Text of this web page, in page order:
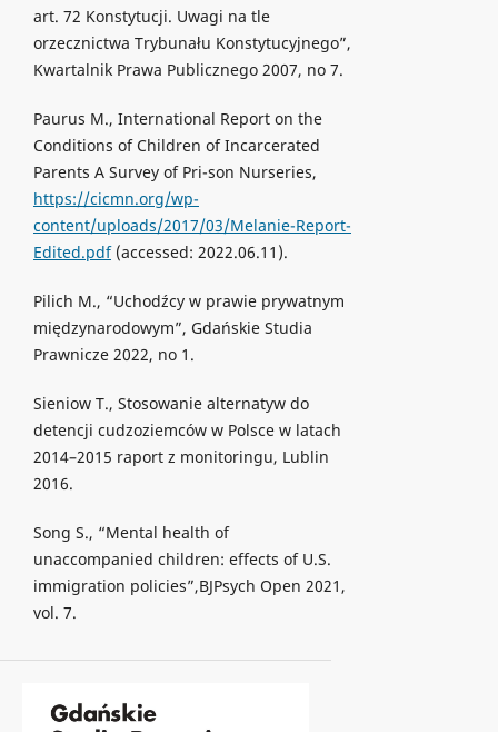
art. 72 Konstytucji. Uwagi na tle
orzecznictwa Trybunału Konstytucyjnego”,
Kwartalnik Prawa Publicznego 2007, no 7.
Paurus M., International Report on the
Conditions of Children of Incarcerated
Parents A Survey of Pri-son Nurseries,
https://cicmn.org/wp-
content/uploads/2017/03/Melanie-Report-
Edited.pdf(accessed: 2022.06.11).
Pilich M., “Uchodźcy w prawie prywatnym
międzynarodowym”, Gdańskie Studia
Prawnicze 2022, no 1.
Sieniow T., Stosowanie alternatyw do
detencji cudzoziemców w Polsce w latach
2014–2015 raport z monitoringu, Lublin
2016.
Song S., “Mental health of
unaccompanied children: effects of U.S.
immigration policies”,BJPsych Open 2021,
vol. 7.